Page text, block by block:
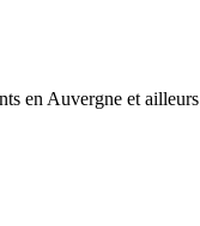
en Auvergne et ailleurs